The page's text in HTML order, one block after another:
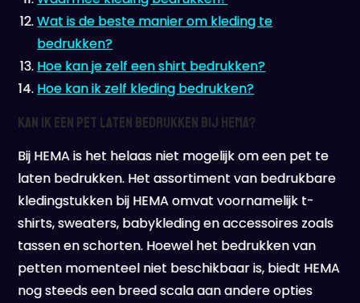
Wat is de beste manier om kleding te
bedrukken?
Hoe kan je zelf een shirt bedrukken?
Hoe kan ik zelf kleding bedrukken?
Kan ik een pet laten bedrukken bij HEMA?
Bij HEMA is het helaas niet mogelijk om een pet te
laten bedrukken. Het assortiment van bedrukbare
kledingstukken bij HEMA omvat voornamelijk t-
shirts, sweaters, babykleding en accessoires zoals
tassen en schorten. Hoewel het bedrukken van
petten momenteel niet beschikbaar is, biedt HEMA
nog steeds een breed scala aan andere opties